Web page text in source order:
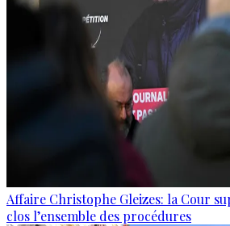
Affaire Christophe Gleizes: la Cour
clos l’ensemble des procédures